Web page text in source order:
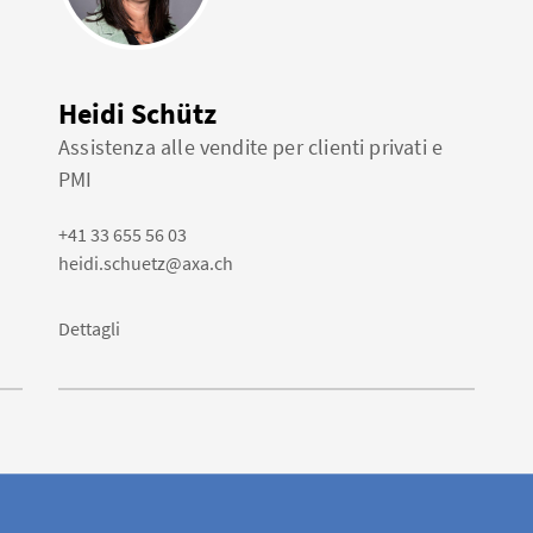
Heidi Schütz
Assistenza alle vendite per clienti privati e
PMI
+41 33 655 56 03
heidi.schuetz@axa.ch
Dettagli